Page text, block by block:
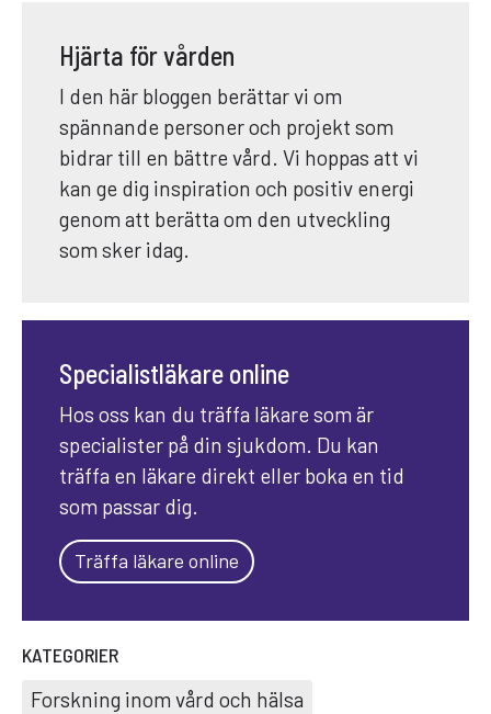
Hjärta för vården
I den här bloggen berättar vi om
spännande personer och projekt som
bidrar till en bättre vård. Vi hoppas att vi
kan ge dig inspiration och positiv energi
genom att berätta om den utveckling
som sker idag.
Specialistläkare online
Hos oss kan du träffa läkare som är
specialister på din sjukdom. Du kan
träffa en läkare direkt eller boka en tid
som passar dig.
Träffa läkare online
KATEGORIER
Forskning inom vård och hälsa